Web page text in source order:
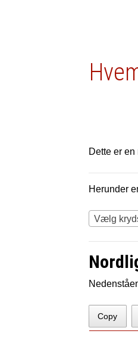
Dette er
Herunder
Vælg
Copy